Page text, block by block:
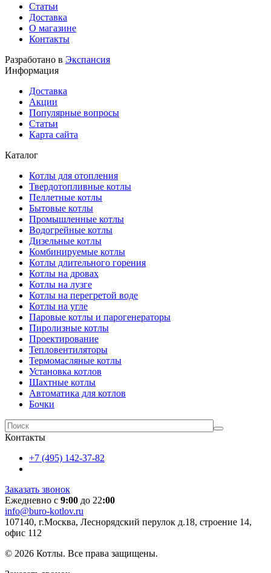
Статьи
Доставка
О магазине
Контакты
Разработано в Экспансия
Информация
Доставка
Акции
Популярные вопросы
Статьи
Карта сайта
Каталог
Котлы для отопления
Твердотопливные котлы
Пеллетные котлы
Бытовые котлы
Промышленные котлы
Водогрейные котлы
Дизельные котлы
Комбинируемые котлы
Котлы длительного горения
Котлы на дровах
Котлы на лузге
Котлы на перегретой воде
Котлы на угле
Паровые котлы и парогенераторы
Пиролизные котлы
Проектирование
Тепловентиляторы
Термомасляные котлы
Установка котлов
Шахтные котлы
Автоматика для котлов
Бочки
Контакты
+7 (495) 142-37-82
Заказать звонок
Ежедневно с 9:00 до 22:00
info@buro-kotlov.ru
107140, г.Москва, Леснорядский перулок д.18, строение 14,
офис 112
© 2026 Котлы. Все права защищены.